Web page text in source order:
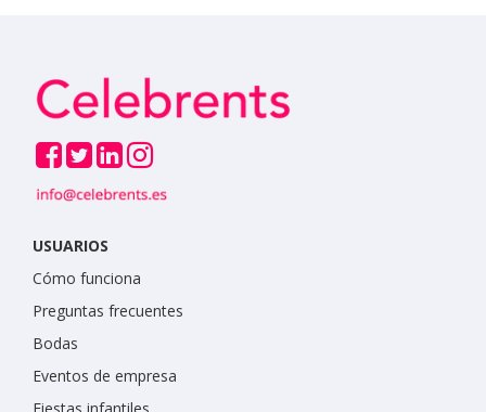
USUARIOS
Cómo funciona
Preguntas frecuentes
Bodas
Eventos de empresa